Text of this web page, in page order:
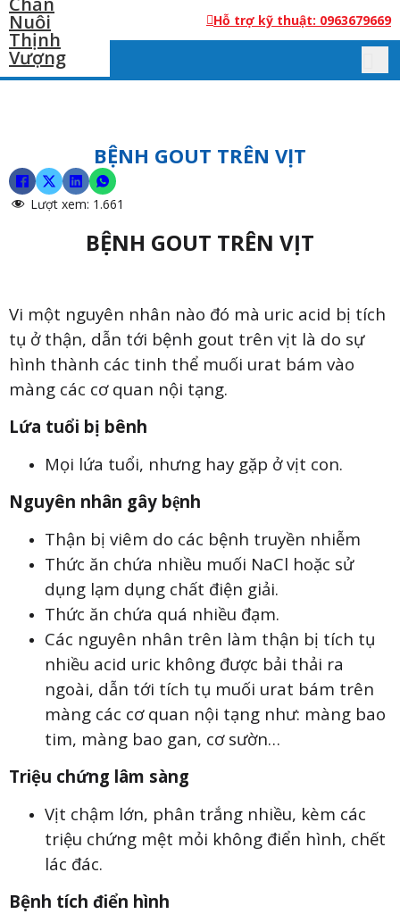
Hỗ trợ kỹ thuật: 0963679669
BỆNH GOUT TRÊN VỊT
Lượt xem: 1.661
BỆNH GOUT TRÊN VỊT
Vi một nguyên nhân nào đó mà uric acid bị tích
tụ ở thận, dẫn tới bệnh gout trên vịt là do sự
hình thành các tinh thể muối urat bám vào
màng các cơ quan nội tạng.
Lứa tuổi bị bênh
Mọi lứa tuổi, nhưng hay gặp ở vịt con.
Nguyên nhân gây bệnh
Thận bị viêm do các bệnh truyền nhiễm
Thức ăn chứa nhiều muối NaCl hoặc sử
dụng lạm dụng chất điện giải.
Thức ăn chứa quá nhiều đạm.
Các nguyên nhân trên làm thận bị tích tụ
nhiều acid uric không được bải thải ra
ngoài, dẫn tới tích tụ muối urat bám trên
màng các cơ quan nội tạng như: màng bao
tim, màng bao gan, cơ sườn…
Triệu chứng lâm sàng
Vịt chậm lớn, phân trắng nhiều, kèm các
triệu chứng mệt mỏi không điển hình, chết
lác đác.
Bệnh tích điển hình